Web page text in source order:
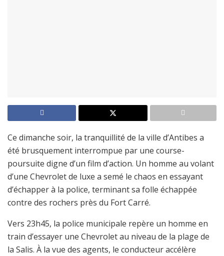
Ce dimanche soir, la tranquillité de la ville d’Antibes a
été brusquement interrompue par une course-
poursuite digne d’un film d’action. Un homme au volant
d’une Chevrolet de luxe a semé le chaos en essayant
d’échapper à la police, terminant sa folle échappée
contre des rochers près du Fort Carré.
Vers 23h45, la police municipale repère un homme en
train d’essayer une Chevrolet au niveau de la plage de
la Salis. À la vue des agents, le conducteur accélère